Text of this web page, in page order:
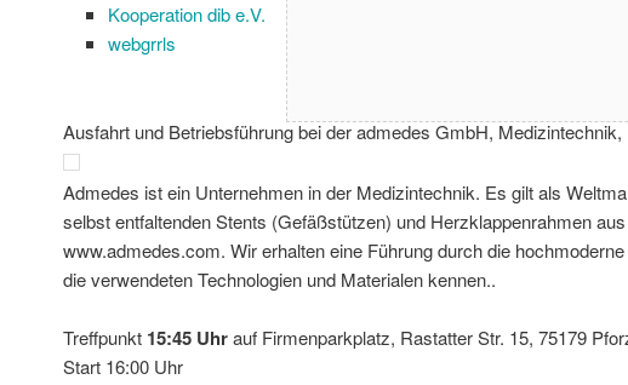
Kooperation dib e.V.
webgrrls
Ausfahrt und Betriebsführung bei der admedes GmbH,
Admedes ist ein Unternehmen in der Medizintechnik. Es gilt als
selbst entfaltenden Stents (Gefäßstützen) und Herzklappenrahmen
www.admedes.com. Wir erhalten eine Führung durch die
die verwendeten Technologien und Materialen kennen..
Treffpunkt 15:45 Uhrauf Firmenparkplatz, Rastatter Str. 15, 75179
Start 16:00 Uhr